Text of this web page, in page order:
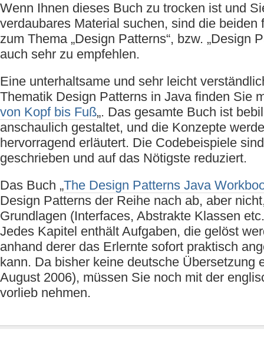
Wenn Ihnen dieses Buch zu trocken ist und
verdaubares Material suchen, sind die beiden
zum Thema „Design Patterns“, bzw. „Design
auch sehr zu empfehlen.
Eine unterhaltsame und sehr leicht
Thematik Design Patterns in Java finden Sie
von Kopf bis Fuß„. Das gesamte Buch ist
anschaulich gestaltet, und die Konzepte
hervorragend erläutert. Die Codebeispiele
geschrieben und auf das Nötigste reduziert.
Das Buch „The Design Patterns Java
Design Patterns der Reihe nach ab, aber
Grundlagen (Interfaces, Abstrakte Klassen
Jedes Kapitel enthält Aufgaben, die gelöst
anhand derer das Erlernte sofort praktisch
kann. Da bisher keine deutsche Übersetzung
August 2006), müssen Sie noch mit der
vorlieb nehmen.